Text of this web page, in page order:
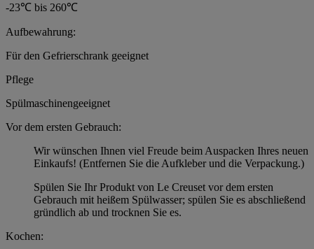
-23℃ bis 260℃
Aufbewahrung:
Für den Gefrierschrank geeignet
Pflege
Spülmaschinengeeignet
Vor dem ersten Gebrauch:
Wir wünschen Ihnen viel Freude beim Auspacken Ihres neuen
Einkaufs! (Entfernen Sie die Aufkleber und die Verpackung.)
Spülen Sie Ihr Produkt von Le Creuset vor dem ersten
Gebrauch mit heißem Spülwasser; spülen Sie es abschließend
gründlich ab und trocknen Sie es.
Kochen: